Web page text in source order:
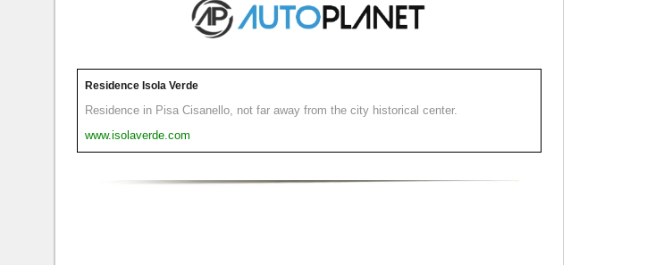
Residence Isola Verde
Residence in Pisa Cisanello, not far away from the city historical center.
www.isolaverde.com